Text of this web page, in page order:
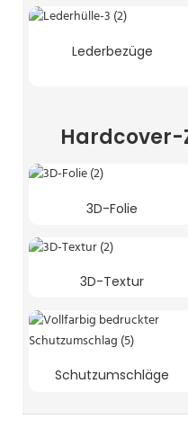
Lederbezüge
Hardcover-
3D-Folie
3D-Textur
Schutzumschläge